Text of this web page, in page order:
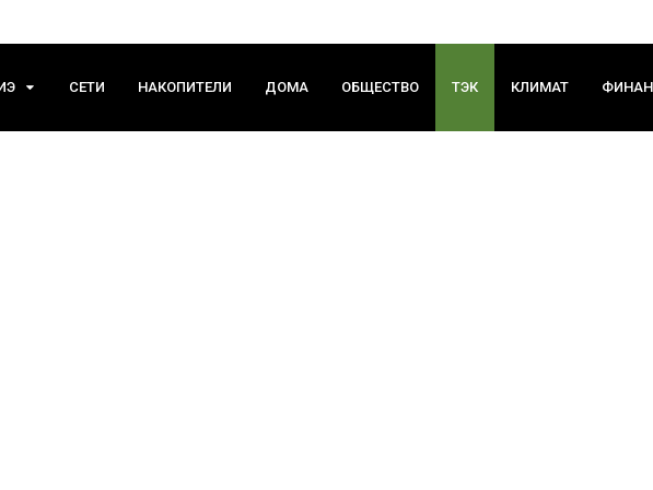
СЕТИ НАКОПИТЕЛИ ДОМА ОБЩЕСТВО ТЭК КЛИМАТ